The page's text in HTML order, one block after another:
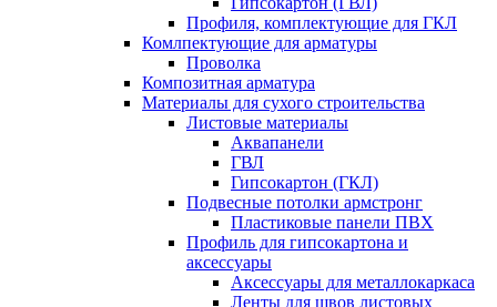
Профиля, комплектующие для ГКЛ
Комлпектующие для арматуры
Проволка
Композитная арматура
Материалы для сухого строительства
Листовые материалы
Аквапанели
ГВЛ
Гипсокартон (ГКЛ)
Подвесные потолки армстронг
Пластиковые панели ПВХ
Профиль для гипсокартона и
аксессуары
Аксессуары для металлокаркаса
Ленты для швов листовых